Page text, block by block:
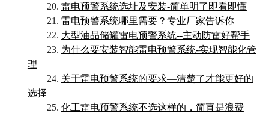
20. 雷电预警系统选址及安装-简单明了即看即懂
21. 雷电预警系统哪里需要？专业厂家告诉你
22. 大型油品储罐雷电预警系统--主动防雷好帮手
23. 为什么要安装智能雷电预警系统-实现智能化管
理
24. 关于雷电预警系统的要求—清楚了才能更好的
选择
25. 化工雷电预警系统不选这样的，简直是浪费